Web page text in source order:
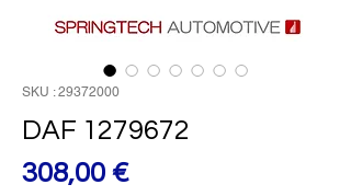
SKU : 29372000
DAF 1279672
308,00 €Prix